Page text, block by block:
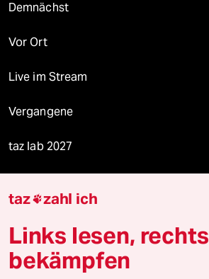
Demnächst
Vor Ort
Live im Stream
Vergangene
taz lab 2027
Mehr taz Lesestoff
taz Blogs
taz zahl ich
Links lesen, rechts
bekämpfen